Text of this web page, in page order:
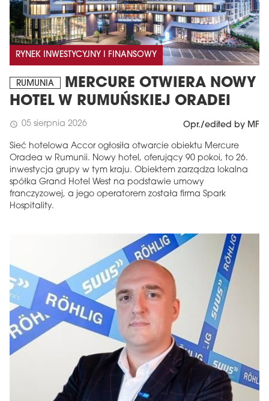
RYNEK INWESTYCYJNY I FINANSOWY
RUMUNIA
MERCURE OTWIERA NOWY
HOTEL W RUMUŃSKIEJ ORADEI
schedule 05 sierpnia 2026 Opr./edited by MF
Sieć hotelowa Accor ogłosiła otwarcie obiektu Mercure
Oradea w Rumunii. Nowy hotel, oferujący 90 pokoi, to 26.
inwestycja grupy w tym kraju. Obiektem zarządza lokalna
spółka Grand Hotel West na podstawie umowy
franczyzowej, a jego operatorem została firma Spark
Hospitality.